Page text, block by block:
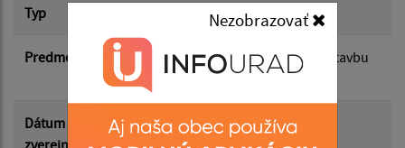
Nezobrazovať
Suma od:
Typ Hlavná zmluva
Predmet
projektová dokumentácia pre stavbu
Bytový dom II.
Dátum
17.04.2026